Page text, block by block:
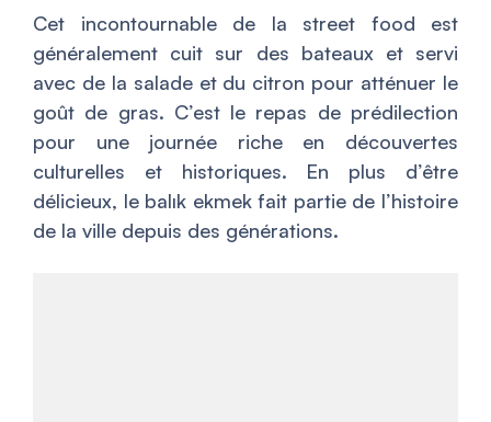
Cet incontournable de la street food est
généralement cuit sur des bateaux et servi
avec de la salade et du citron pour atténuer le
goût de gras. C’est le repas de prédilection
pour une journée riche en découvertes
culturelles et historiques. En plus d’être
délicieux, le balık ekmek fait partie de l’histoire
de la ville depuis des générations.